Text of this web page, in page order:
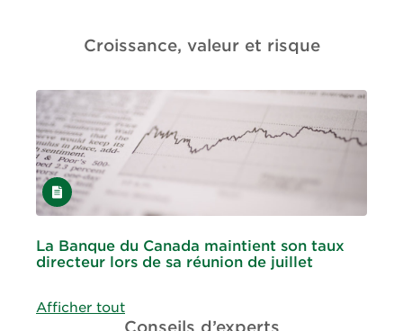
Croissance, valeur et risque
Article
La Banque du Canada maintient son taux
directeur lors de sa réunion de juillet
Afficher tout